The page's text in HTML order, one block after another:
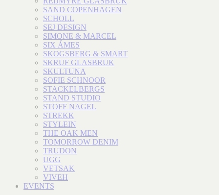
SAND COPENHAGEN
SCHOLL
SEJ DESIGN
SIMONE & MARCEL
SIX ÁMES
SKOGSBERG & SMART
SKRUF GLASBRUK
SKULTUNA
SOFIE SCHNOOR
STACKELBERGS
STAND STUDIO
STOFF NAGEL
STREKK
STYLEIN
THE OAK MEN
TOMORROW DENIM
TRUDON
UGG
VETSAK
VIVEH
EVENTS